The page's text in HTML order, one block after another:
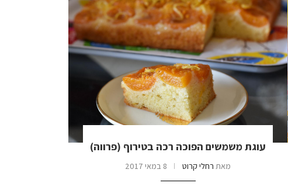
עוגת משמשים הפוכה רכה בטירוף (פרווה)
מאת רחלי קרוט 8 במאי 2017